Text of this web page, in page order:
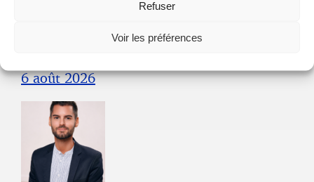
Refuser
Voir les préférences
est-il reconnu par les juges ?
Thomas FROMENTIN
6 août 2026